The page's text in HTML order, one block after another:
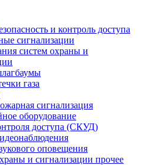
и контроль доступа
сигнализации
систем охраны и
газа
сигнализация
оборудование
доступа (СКУД)
оповещения
и сигнализации прочее